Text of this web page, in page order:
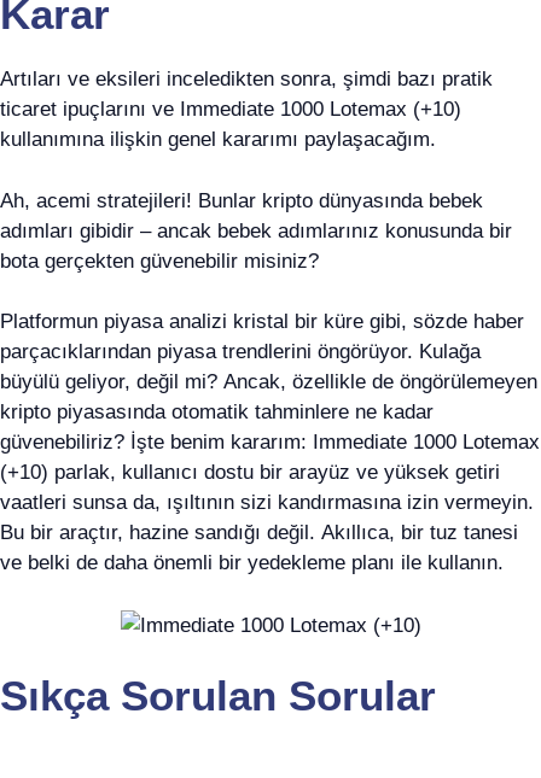
Karar
Artıları ve eksileri inceledikten sonra, şimdi bazı pratik
ticaret ipuçlarını ve Immediate 1000 Lotemax (+10)
kullanımına ilişkin genel kararımı paylaşacağım.
Ah, acemi stratejileri! Bunlar kripto dünyasında bebek
adımları gibidir – ancak bebek adımlarınız konusunda bir
bota gerçekten güvenebilir misiniz?
Platformun piyasa analizi kristal bir küre gibi, sözde haber
parçacıklarından piyasa trendlerini öngörüyor. Kulağa
büyülü geliyor, değil mi? Ancak, özellikle de öngörülemeyen
kripto piyasasında otomatik tahminlere ne kadar
güvenebiliriz? İşte benim kararım: Immediate 1000 Lotemax
(+10) parlak, kullanıcı dostu bir arayüz ve yüksek getiri
vaatleri sunsa da, ışıltının sizi kandırmasına izin vermeyin.
Bu bir araçtır, hazine sandığı değil. Akıllıca, bir tuz tanesi
ve belki de daha önemli bir yedekleme planı ile kullanın.
Sıkça Sorulan Sorular